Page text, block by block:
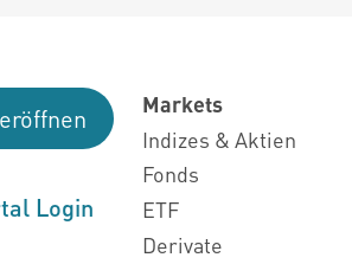
Login
Markets
Indizes & Aktien
Fonds
ETF
Derivate